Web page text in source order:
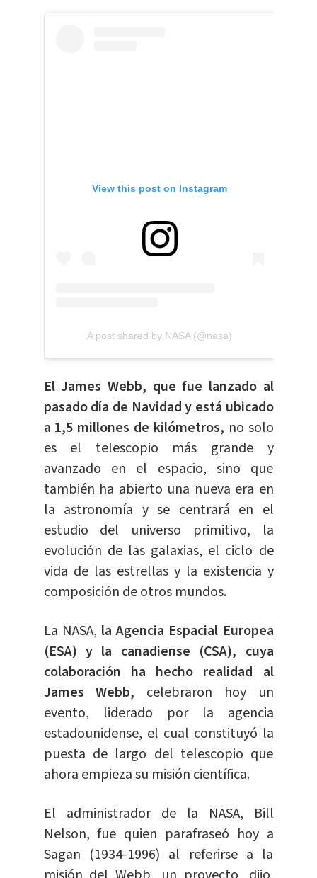
View this post on Instagram
A post shared by NASA (@nasa)
El James Webb, que fue lanzado al
pasado día de Navidad y está ubicado
a 1,5 millones de kilómetros, no solo
es el telescopio más grande y
avanzado en el espacio, sino que
también ha abierto una nueva era en
la astronomía y se centrará en el
estudio del universo primitivo, la
evolución de las galaxias, el ciclo de
vida de las estrellas y la existencia y
composición de otros mundos.
La NASA, la Agencia Espacial Europea
(ESA) y la canadiense (CSA), cuya
colaboración ha hecho realidad al
James Webb, celebraron hoy un
evento, liderado por la agencia
estadounidense, el cual constituyó la
puesta de largo del telescopio que
ahora empieza su misión científica.
El administrador de la NASA, Bill
Nelson, fue quien parafraseó hoy a
Sagan (1934-1996) al referirse a la